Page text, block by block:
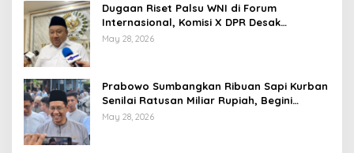
Dugaan Riset Palsu WNI di Forum
Internasional, Komisi X DPR Desak
Investigasi dan Penegakan Sanksi Etik
May 28, 2026
Prabowo Sumbangkan Ribuan Sapi Kurban
Senilai Ratusan Miliar Rupiah, Begini
Tanggapan Menkeu Purbaya
May 28, 2026